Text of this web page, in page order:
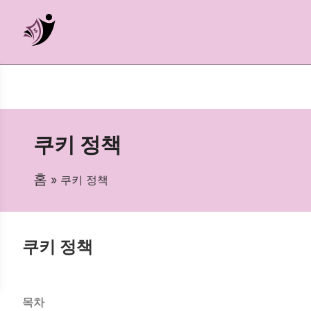
쿠키 정책
홈 » 쿠키 정책
쿠키 정책
목차